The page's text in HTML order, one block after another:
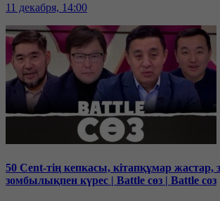
11 декабря, 14:00
50 Cent-тің кепкасы, кітапқұмар жастар,
зомбылықпен күрес | Battle сөз | Battle соз